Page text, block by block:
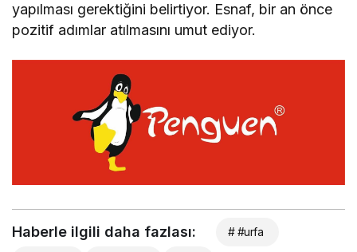
yapılması gerektiğini belirtiyor. Esnaf, bir an önce
pozitif adımlar atılmasını umut ediyor.
Haberle ilgili daha fazlası: # #urfa